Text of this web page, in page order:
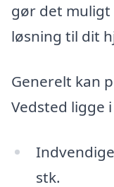
gør det
løsning til dit
Generelt kan
Vedsted ligge
stk.